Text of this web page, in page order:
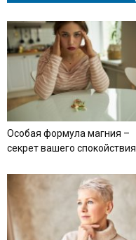
Особая формула магния –
секрет вашего спокойствия